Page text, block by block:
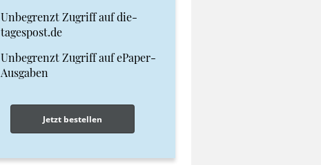
Unbegrenzt Zugriff auf die-
tagespost.de
Unbegrenzt Zugriff auf ePaper-
Ausgaben
Jetzt bestellen